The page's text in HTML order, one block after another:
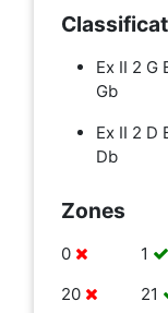
Ex II 2 G
Gb
Ex II 2 D
Db
Zones
0 1
20
21